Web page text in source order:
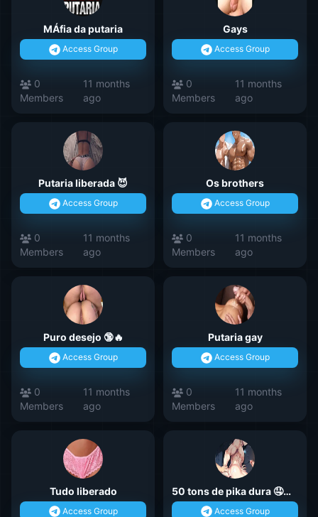
MÁfia da putaria
Access Group
0
Members
11 months
ago
Gays
Access Group
0
Members
11 months
ago
Putaria liberada 😈
Access Group
0
Members
11 months
ago
Os brothers
Access Group
0
Members
11 months
ago
Puro desejo 🔞🔥
Access Group
0
Members
11 months
ago
Putaria gay
Access Group
0
Members
11 months
ago
Tudo liberado
Access Group
50 tons de pika dura 🤤🍑😈🔥
Access Group